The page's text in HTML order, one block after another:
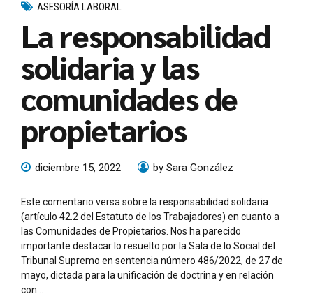
ASESORÍA LABORAL
La responsabilidad
solidaria y las
comunidades de
propietarios
diciembre 15, 2022 by Sara González
Este comentario versa sobre la responsabilidad solidaria
(artículo 42.2 del Estatuto de los Trabajadores) en cuanto a
las Comunidades de Propietarios. Nos ha parecido
importante destacar lo resuelto por la Sala de lo Social del
Tribunal Supremo en sentencia número 486/2022, de 27 de
mayo, dictada para la unificación de doctrina y en relación
con...